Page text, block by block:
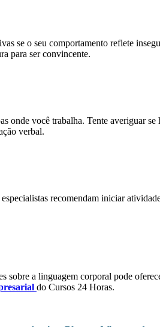
se o seu comportamento reflete
para ser convincente.
onde você trabalha. Tente averiguar
verbal.
recomendam iniciar
sobre a linguagem corporal pode
do Cursos 24 Horas.